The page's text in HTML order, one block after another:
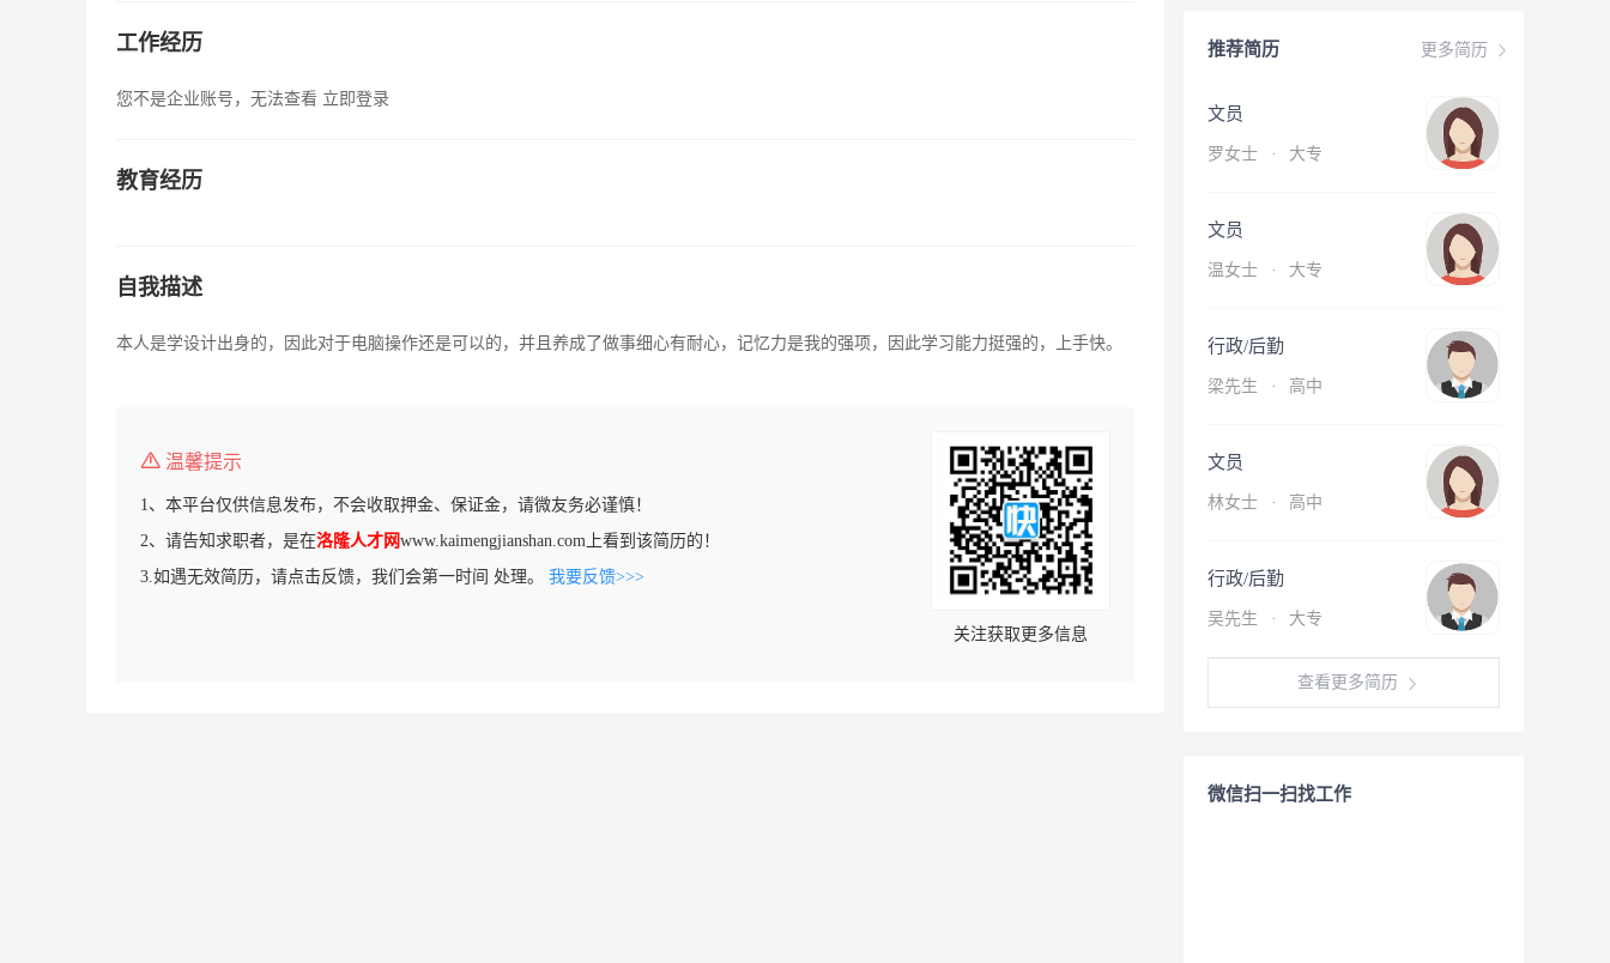
工作经历
您不是企业账号，无法查看 立即登录
教育经历
自我描述
本人是学设计出身的，因此对于电脑操作还是可以的，并且养成了做事细心有耐心，记忆力是我的强项，因此学习能力挺强的，上手快。
温馨提示
1、本平台仅供信息发布，不会收取押金、保证金，请微友务必谨慎！
2、请告知求职者，是在洛隆人才网www.kaimengjianshan.com上看到该简历的！
3.如遇无效简历，请点击反馈，我们会第一时间 处理。 我要反馈>>>
关注获取更多信息
更多简历
推荐简历
文员
罗女士 · 大专
文员
温女士 · 大专
行政/后勤
梁先生 · 高中
文员
林女士 · 高中
行政/后勤
吴先生 · 大专
查看更多简历
微信扫一扫找工作